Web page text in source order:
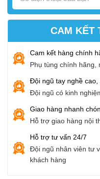
CAM KẾT
Cam kết hàng chính
Phụ tùng chính hãng,
Đội ngũ tay nghề
Đội ngũ có kinh
Giao hàng nhanh
Hỗ trợ giao hàng nội
Hỗ trợ tư vấn 24/7
Đội ngũ nhân viên tư
khách hàng